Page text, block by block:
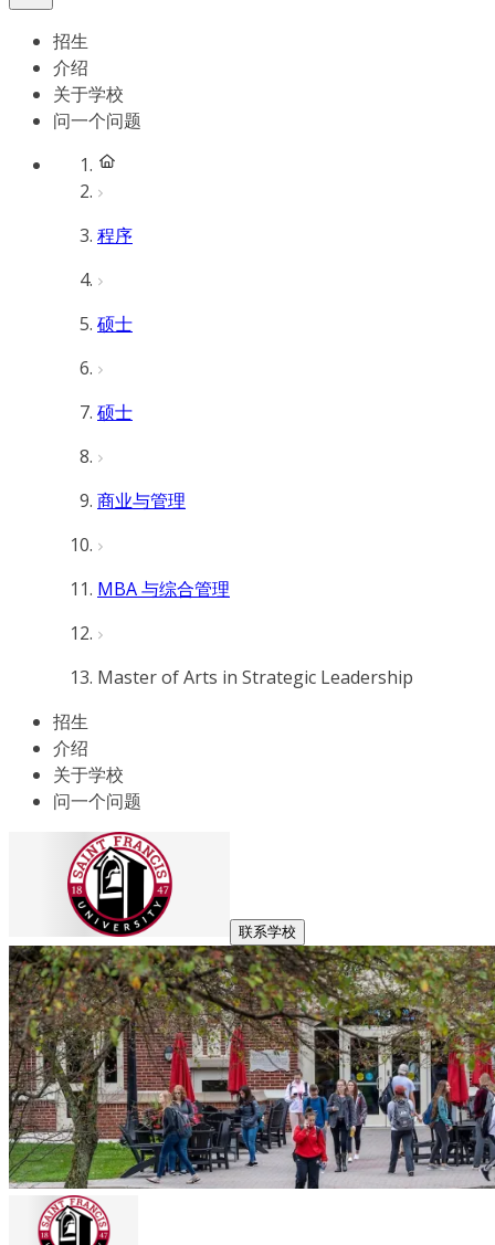
招生
介绍
关于学校
问一个问题
程序
硕士
硕士
商业与管理
MBA 与综合管理
Master of Arts in Strategic Leadership
招生
介绍
关于学校
问一个问题
联系学校